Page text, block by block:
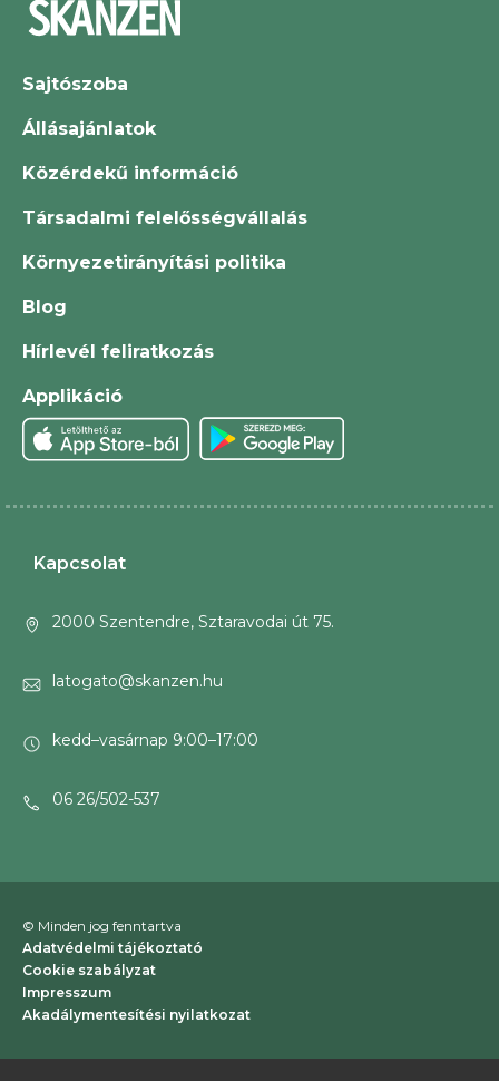
Sajtószoba
Állásajánlatok
Közérdekű információ
Társadalmi felelősségvállalás
Környezetirányítási politika
Blog
Hírlevél feliratkozás
Applikáció
Kapcsolat
2000 Szentendre, Sztaravodai út 75.
latogato@skanzen.hu
kedd–vasárnap 9:00–17:00
06 26/502-537
© Minden jog fenntartva
Adatvédelmi tájékoztató
Cookie szabályzat
Impresszum
Akadálymentesítési nyilatkozat